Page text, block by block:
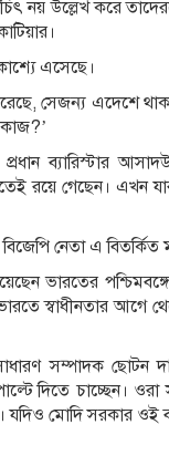
নয় উল্লেখ করে
এসেছে।
সেজন্য এদেশে
কাজ?’
ব্যারিস্টার
রয়ে গেছেন। এখন
নেতা এ বিতর্কিত
ভারতের
স্বাধীনতার আগে
সম্পাদক ছোটন
দিতে চাচ্ছেন। ওরা
যদিও মোদি সরকার ওই